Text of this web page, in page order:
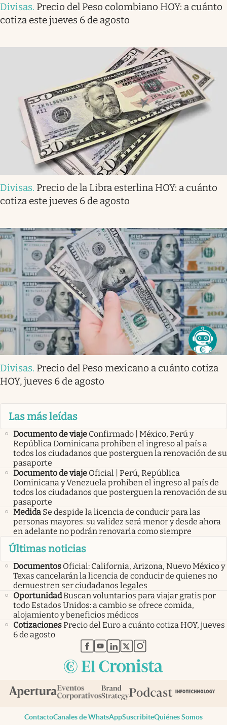
Divisas. Precio del Peso colombiano HOY: a cuánto
cotiza este jueves 6 de agosto
Divisas. Precio de la Libra esterlina HOY: a cuánto
cotiza este jueves 6 de agosto
Divisas. Precio del Peso mexicano a cuánto cotiza
HOY, jueves 6 de agosto
Las más leídas
Documento de viaje Confirmado | México, Perú y
República Dominicana prohíben el ingreso al país a
todos los ciudadanos que posterguen la renovación de su
pasaporte
Documento de viaje Oficial | Perú, República
Dominicana y Venezuela prohíben el ingreso al país de
todos los ciudadanos que posterguen la renovación de su
pasaporte
Medida Se despide la licencia de conducir para las
personas mayores: su validez será menor y desde ahora
en adelante no podrán renovarla como siempre
Últimas noticias
Documentos Oficial: California, Arizona, Nuevo México y
Texas cancelarán la licencia de conducir de quienes no
demuestren ser ciudadanos legales
OportunidadBuscan voluntarios para viajar gratis por
todo Estados Unidos: a cambio se ofrece comida,
alojamiento y beneficios médicos
CotizacionesPrecio del Euro a cuánto cotiza HOY, jueves
6 de agosto
abre en nueva pestaña
abre en nueva pestaña
abre en nueva pestaña
abre en nueva pestaña
abre en nueva pestaña
ContactoCanales de WhatsAppSuscribiteQuiénes Somos